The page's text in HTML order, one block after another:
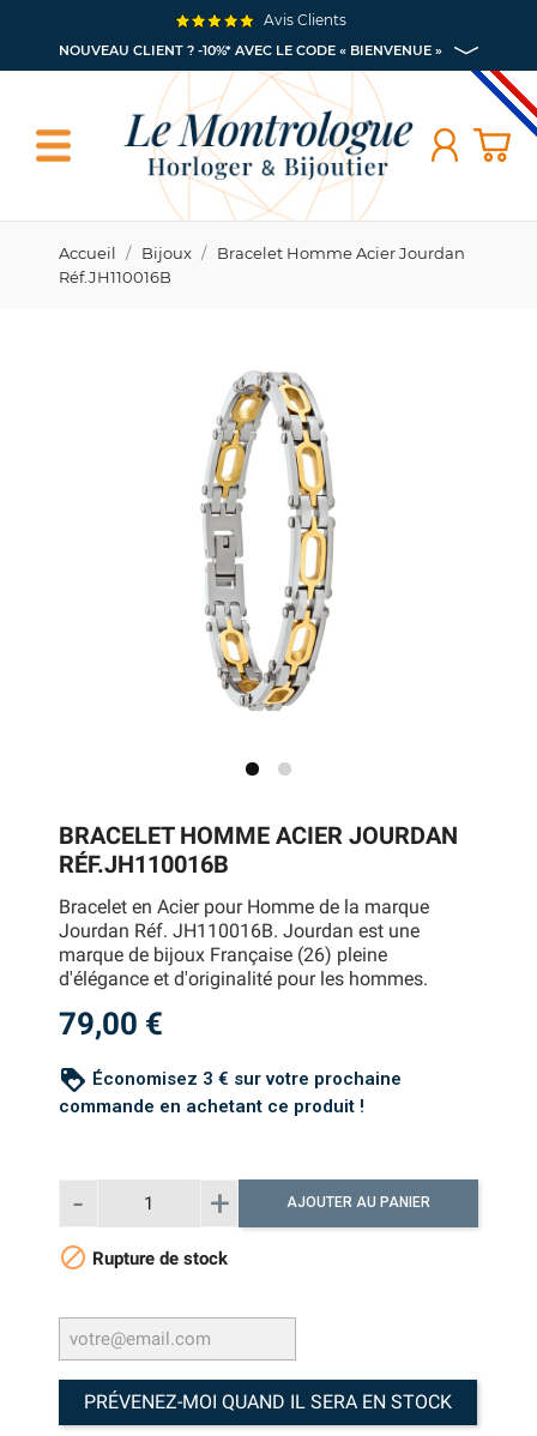
NOUVEAU CLIENT ? -10%* AVEC LE CODE « BIENVENUE »
Avis Clients
Accueil Bijoux
Bracelet Homme Acier Jourdan
Réf.JH110016B
BRACELET HOMME ACIER JOURDAN
RÉF.JH110016B
Bracelet en Acier pour Homme de la marque
Jourdan Réf. JH110016B. Jourdan est une
marque de bijoux Française (26) pleine
d'élégance et d'originalité pour les hommes.
79,00 €
loyalty Économisez 3 € sur votre prochaine
commande en achetant ce produit !
AJOUTER AU PANIER
 Rupture de stock
PRÉVENEZ-MOI QUAND IL SERA EN STOCK